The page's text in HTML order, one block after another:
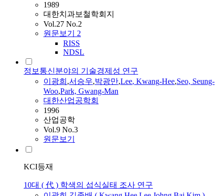
1989
대한치과보철학회지
Vol.27 No.2
원문보기 2
RISS
NDSL
정보통신분야의 기술경제성 연구
이광희 ,서승우,박광만,Lee, Kwang-Hee,Seo, Seung-
Woo,Park, Gwang-Man
대한산업공학회
1996
산업공학
Vol.9 No.3
원문보기
KCI등재
10대 ( 代 ) 학색의 섭식실태 조사 연구